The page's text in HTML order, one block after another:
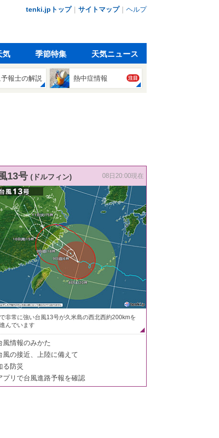
tenki.jpトップ｜ サイトマップ｜ ヘルプ
気 季節特集 天気ニュース
報士の解説 熱中症情報 注目
13号 (ドルフィン) 08日20:00現在
非常に強い台風13号が久米島の西北西約200kmを
んでいます
風情報のみかた
風の接近、上陸に備えて
る防災
プリで台風進路予報を確認